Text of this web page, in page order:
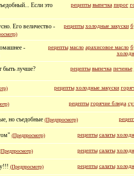
рецепты выпечка пирог
Если это
рецепты холодные закуски
Его величество -
рецепты масло арахисовое масло
-
рецепты выпечка печенье
быть лучше?
рецепты холодные закуски
рецепты горячие блюда
но съедобные (Предпросмотр)
рецепты салаты
(Предпросмотр)
рецепты салаты
(Предпросмотр)
рецепты салаты
(Предпросмотр)